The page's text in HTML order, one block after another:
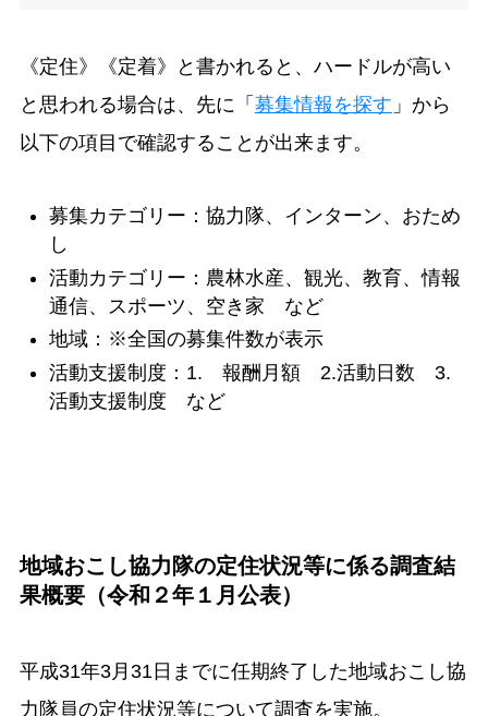
《定住》《定着》と書かれると、ハードルが高い
と思われる場合は、先に「 募集情報を探す 」から
以下の項目で確認することが出来ます。
募集カテゴリー：協力隊、インターン、おため
し
活動カテゴリー：農林水産、観光、教育、情報
通信、スポーツ、空き家 など
地域：※全国の募集件数が表示
活動支援制度：1. 報酬月額 2.活動日数 3.
活動支援制度 など
地域おこし協力隊の定住状況等に係る調査結
果概要（令和２年１月公表）
平成31年3月31日までに任期終了した地域おこし協
力隊員の定住状況等について調査を実施。